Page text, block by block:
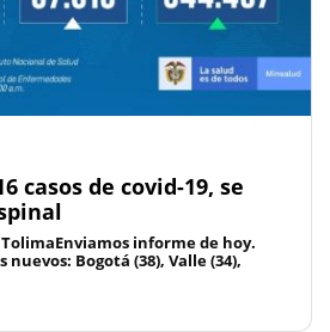
casos de covid-19, se
informe de hoy.
nuevos: Bogotá (38), Valle (34),